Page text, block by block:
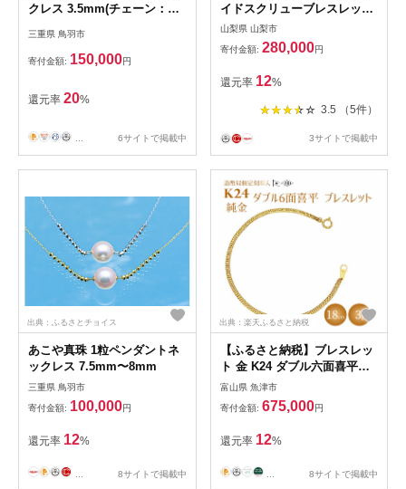
クレス 3.5mm(チェーン：
三重県 鳥羽市
寄付金額: 150,000円
還元率 20%
6サイトで掲載中
イドスクリューブレスレット
18cm_ ブレスレット ワイド
スクリュー 純金 資産 K24 資
産価値 金 アクセサリー おし
ゃれ 贈答 ギフト プレゼント
ブレス 【配送不可地域：沖縄
県】【1286048】
山梨県 山梨市
寄付金額: 280,000円
還元率 12%
3.5 （5件）
3サイトで掲載中
出典：ふるさとチョイス
あこや真珠 1粒ペンダントネ
ックレス 7.5mm〜8mm
三重県 鳥羽市
寄付金額: 100,000円
還元率 12%
8サイトで掲載中
出典：楽天ふるさと納税
【ふるさと納税】ブレスレッ
ト 金 K24 ダブル六面喜平ブ
レスレット 18cm-3g 造幣局
検定マーク入り｜純金 ゴール
ド K24 日本製 アクセサリー
ブレスレット 腕輪 レディー
ス メンズ ファッション ギフ
ト プレゼント 富山 富山県 魚
津市 ※沖縄への配送不可
富山県 魚津市
寄付金額: 675,000円
還元率 12%
8サイトで掲載中